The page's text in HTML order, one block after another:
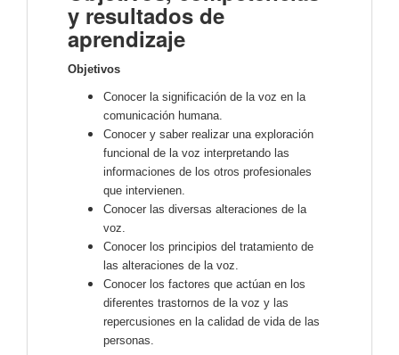
y resultados de
aprendizaje
Objetivos
Conocer la significación de la voz en la
comunicación humana.
Conocer y saber realizar una exploración
funcional de la voz interpretando las
informaciones de los otros profesionales
que intervienen.
Conocer las diversas alteraciones de la
voz.
Conocer los principios del tratamiento de
las alteraciones de la voz.
Conocer los factores que actúan en los
diferentes trastornos de la voz y las
repercusiones en la calidad de vida de las
personas.